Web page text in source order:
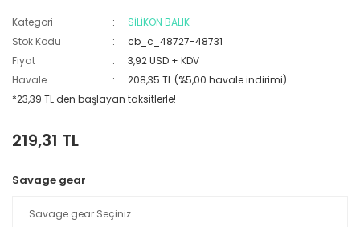
Kategori
SİLİKON BALIK
Stok Kodu
cb_c_48727-48731
Fiyat
3,92 USD + KDV
Havale
208,35 TL (%5,00 havale indirimi)
*23,39 TL den başlayan taksitlerle!
219,31 TL
Savage gear